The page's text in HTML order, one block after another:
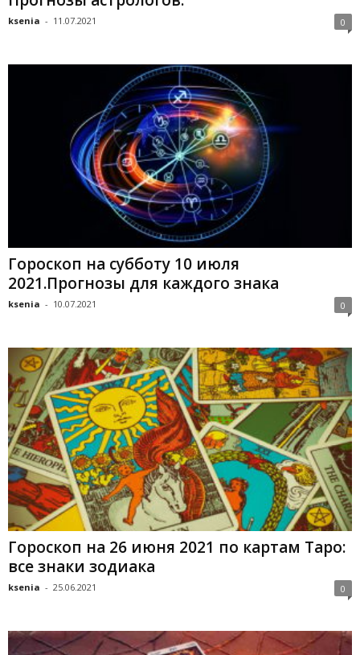
ksenia - 11.07.2021 0
Гороскоп на субботу 10 июля
2021.Прогнозы для каждого знака
ksenia - 10.07.2021 0
Гороскоп на 26 июня 2021 по картам Таро:
все знаки зодиака
ksenia - 25.06.2021 0